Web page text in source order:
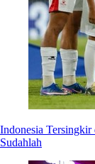
Indonesia Tersingkir
Sudahlah